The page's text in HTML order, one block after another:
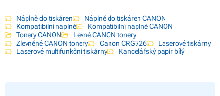
Náplně do tiskáren
Náplně do tiskáren CANON
Kompatibilní náplně
Kompatibilní náplně CANON
Tonery CANON
Levné CANON tonery
Zlevněné CANON tonery
Canon CRG726
Laserové tiskárny
Laserové multifunkční tiskárny
Kancelářský papír bílý